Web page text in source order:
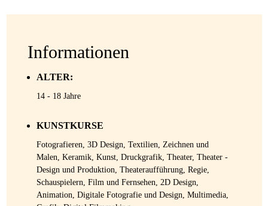
Informationen
ALTER:
14 - 18 Jahre
KUNSTKURSE
Fotografieren, 3D Design, Textilien, Zeichnen und
Malen, Keramik, Kunst, Druckgrafik, Theater, Theater -
Design und Produktion, Theateraufführung, Regie,
Schauspielern, Film und Fernsehen, 2D Design,
Animation, Digitale Fotografie und Design, Multimedia,